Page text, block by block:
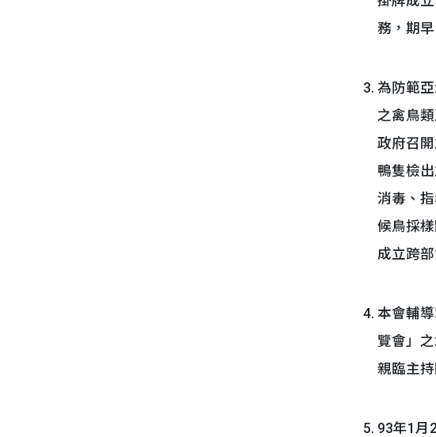
務，期
為防範
之禽鳥
政府召
鴨隻檢
消毒、
候鳥採
成立跨
本會輔
覽會」
親臨主
93年1月